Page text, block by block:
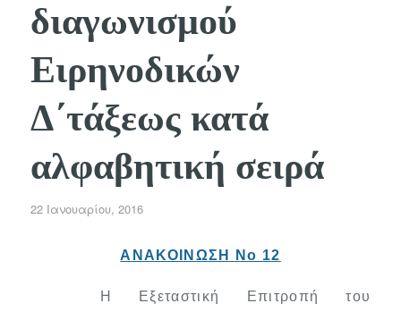
διαγωνισμού
Ειρηνοδικών
Δ΄τάξεως κατά
αλφαβητική σειρά
22 Ιανουαρίου, 2016
ΑΝΑΚΟΙΝΩΣΗ Νο 12
Η Εξεταστική Επιτροπή του